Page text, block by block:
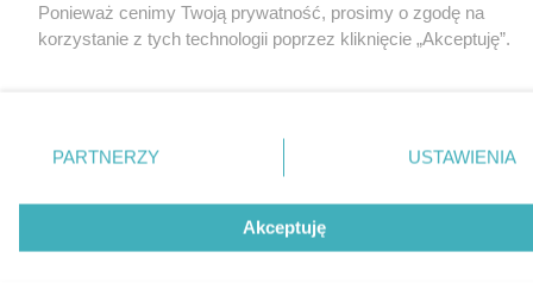
Ponieważ cenimy Twoją prywatność, prosimy o zgodę na
korzystanie z tych technologii poprzez kliknięcie „Akceptuję”.
nie wymagają zgody użytkownika, ale masz prawo sprzeciwić
się takiemu przetwarzaniu. Preferencje będą miały
Zapoznaj się z poniższymi informacjami, abyś mógł świadomie
PARTNERZY USTAWIENIA
Akceptuję